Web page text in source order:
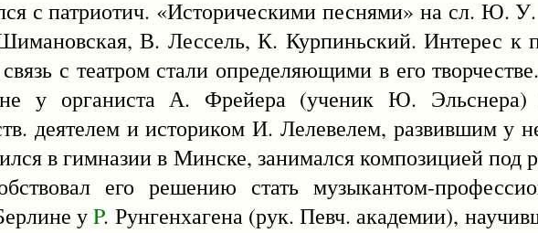
с патриотич. «Историческими песнями» на сл. Ю.
В. Лессель, К. Курпиньский. Интерес к
с театром стали определяющими в его
у органиста А. Фрейера (ученик Ю. Эльснера)
деятелем и историком И. Лелевелем, развившим у
в гимназии в Минске, занимался композицией под
его решению стать музыкантом-
уP. Рунгенхагена (рук. Певч. академии),